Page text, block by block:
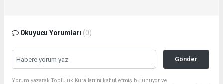
Okuyucu Yorumları (0)
Gönder
Yorum yazarak Topluluk Kuralları’nı kabul etmiş bulunuyor ve